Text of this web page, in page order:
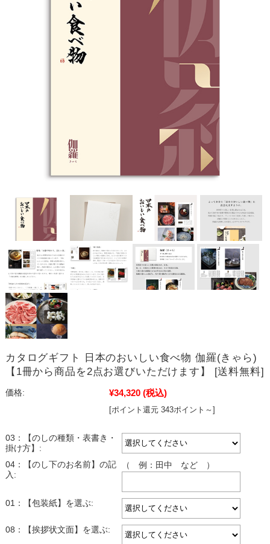
カタログギフト 日本のおいしい食べ物 伽羅(きゃら)
【1冊から商品を2点お選びいただけます】 [送料無料]
価格: ¥34,320 (税込)
[ポイント還元 343ポイント～]
03：【のしの種類・表書き・
掛け方】:
04：【のし下のお名前】の記
入:
（ 例：田中 など ）
01：【包装紙】を選ぶ:
08：【挨拶状文面】を選ぶ: